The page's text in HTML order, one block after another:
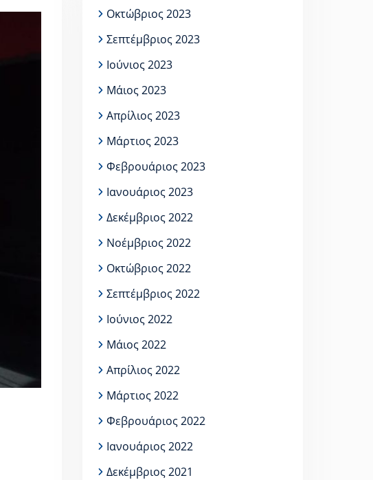
Οκτώβριος 2023
Σεπτέμβριος 2023
Ιούνιος 2023
Μάιος 2023
Απρίλιος 2023
Μάρτιος 2023
Φεβρουάριος 2023
Ιανουάριος 2023
Δεκέμβριος 2022
Νοέμβριος 2022
Οκτώβριος 2022
Σεπτέμβριος 2022
Ιούνιος 2022
Μάιος 2022
Απρίλιος 2022
Μάρτιος 2022
Φεβρουάριος 2022
Ιανουάριος 2022
Δεκέμβριος 2021